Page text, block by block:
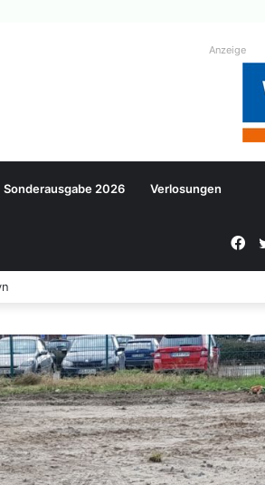
Anzeige
Sonderausgabe 2026 Verlosungen